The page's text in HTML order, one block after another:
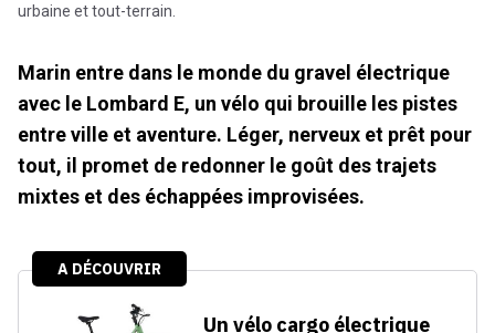
urbaine et tout-terrain.
Marin entre dans le monde du gravel électrique
avec le Lombard E, un vélo qui brouille les pistes
entre ville et aventure. Léger, nerveux et prêt pour
tout, il promet de redonner le goût des trajets
mixtes et des échappées improvisées.